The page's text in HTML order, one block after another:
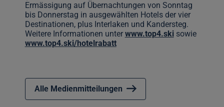
Ermässigung auf Übernachtungen von Sonntag
bis Donnerstag in ausgewählten Hotels der vier
Destinationen, plus Interlaken und Kandersteg.
Weitere Informationen unter www.top4.skisowie
www.top4.ski/hotelrabatt
Alle Medienmitteilungen